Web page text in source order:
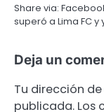
Share via:
superó a Lima FC
Deja un
Tu dirección
publicada. Los